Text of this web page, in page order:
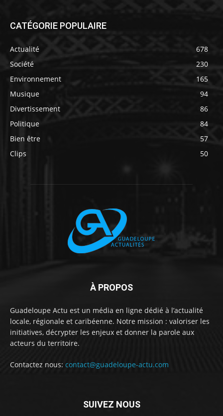
CATÉGORIE POPULAIRE
Actualité
678
Société
230
Environnement
165
Musique
94
Divertissement
86
Politique
84
Bien être
57
Clips
50
À PROPOS
Guadeloupe Actu est un média en ligne dédié à l’actualité
locale, régionale et caribéenne. Notre mission : valoriser les
initiatives, décrypter les enjeux et donner la parole aux
acteurs du territoire.
Contactez nous: contact@guadeloupe-actu.com
SUIVEZ NOUS